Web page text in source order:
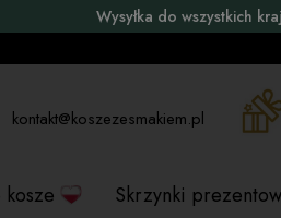
Wysyłka do wszystkich
kontakt@koszezesmakiem.pl
kosze Skrzynki